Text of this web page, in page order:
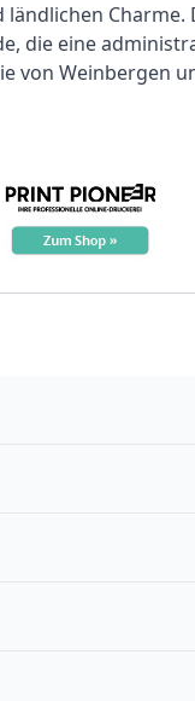
Charme.
die eine
von Weinbergen